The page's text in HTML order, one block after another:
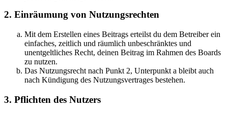
2. Einräumung von Nutzungsrechten
Mit dem Erstellen eines Beitrags erteilst du dem Betreiber ein
einfaches, zeitlich und räumlich unbeschränktes und
unentgeltliches Recht, deinen Beitrag im Rahmen des Boards
zu nutzen.
Das Nutzungsrecht nach Punkt 2, Unterpunkt a bleibt auch
nach Kündigung des Nutzungsvertrages bestehen.
3. Pflichten des Nutzers